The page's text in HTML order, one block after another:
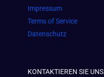
Impressum
Terms of Service
Datenschutz
KONTAKTIEREN SIE UNS